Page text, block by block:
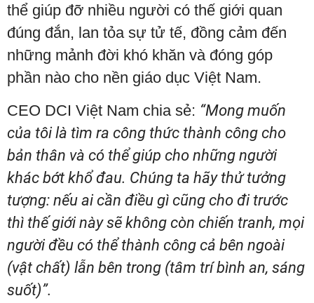
thể giúp đỡ nhiều người có thế giới quan
đúng đắn, lan tỏa sự tử tế, đồng cảm đến
những mảnh đời khó khăn và đóng góp
phần nào cho nền giáo dục Việt Nam.
CEO DCI Việt Nam chia sẻ: “Mong muốn
của tôi là tìm ra công thức thành công cho
bản thân và có thể giúp cho những người
khác bớt khổ đau. Chúng ta hãy thử tưởng
tượng: nếu ai cần điều gì cũng cho đi trước
thì thế giới này sẽ không còn chiến tranh, mọi
người đều có thể thành công cả bên ngoài
(vật chất) lẫn bên trong (tâm trí bình an, sáng
suốt)”.